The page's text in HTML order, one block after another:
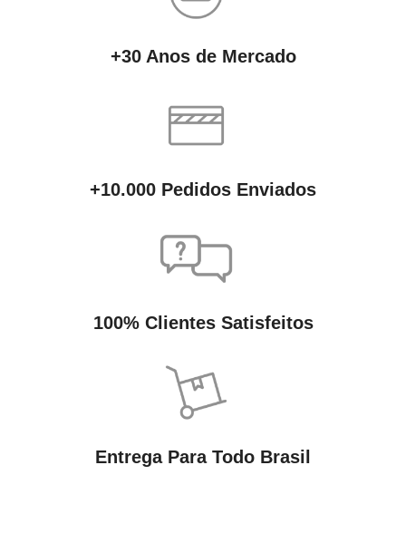
+30 Anos de Mercado
+10.000 Pedidos Enviados
100% Clientes Satisfeitos
Entrega Para Todo Brasil